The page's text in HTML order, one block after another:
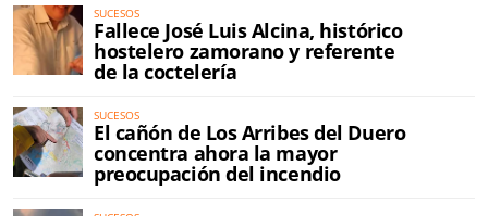
SUCESOS
Fallece José Luis Alcina, histórico
hostelero zamorano y referente
de la coctelería
SUCESOS
El cañón de Los Arribes del Duero
concentra ahora la mayor
preocupación del incendio